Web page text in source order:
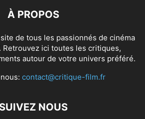
À PROPOS
de tous les passionnés de cinéma
Retrouvez ici toutes les critiques,
autour de votre univers préféré.
contact@critique-film.fr
SUIVEZ NOUS